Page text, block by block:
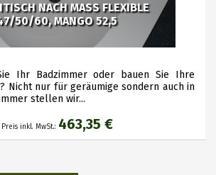
NACH MASS FLEXIBLE
50/60, MANGO 52,5
Ihr Badzimmer oder bauen Sie Ihre
Nicht nur für geräumige sondern auch in
stellen wir...
Preis inkl. MwSt.: 463,35 €